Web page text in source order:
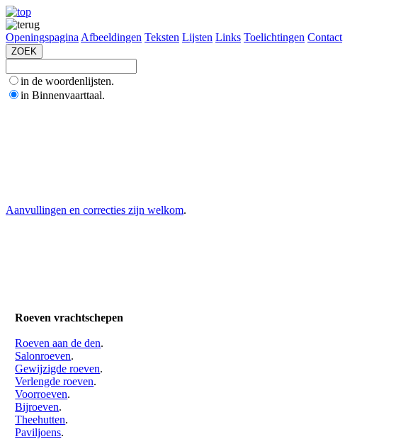
Openingspagina Afbeeldingen Teksten Lijsten Links Toelichtingen Contact
in de woordenlijsten.
in Binnenvaarttaal.
Aanvullingen en correcties zijn welkom.
Roeven vrachtschepen
Roeven aan de den.
Salonroeven.
Gewijzigde roeven.
Verlengde roeven.
Voorroeven.
Bijroeven.
Theehutten.
Paviljoens.